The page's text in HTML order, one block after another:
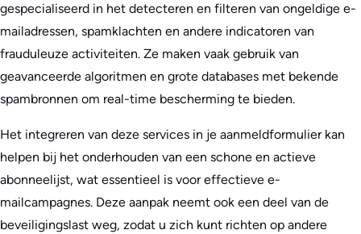
gespecialiseerd in het detecteren en filteren van ongeldige e-
mailadressen, spamklachten en andere indicatoren van
frauduleuze activiteiten. Ze maken vaak gebruik van
geavanceerde algoritmen en grote databases met bekende
spambronnen om real-time bescherming te bieden.
Het integreren van deze services in je aanmeldformulier kan
helpen bij het onderhouden van een schone en actieve
abonneelijst, wat essentieel is voor effectieve e-
mailcampagnes. Deze aanpak neemt ook een deel van de
beveiligingslast weg, zodat u zich kunt richten op andere